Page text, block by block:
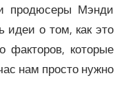
продюсеры Мэнди
идеи о том, как это
факторов, которые
нам просто нужно